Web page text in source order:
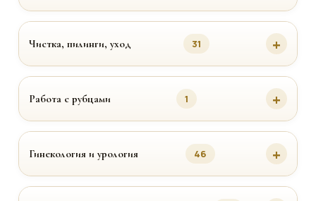
Чистка, пилинги, уход 31
Работа с рубцами 1
Гинекология и урология 46